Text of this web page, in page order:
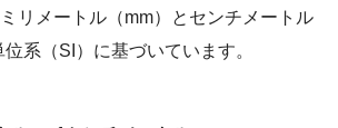
リメートル（mm）とセンチメートル
位系（SI）に基づいています。